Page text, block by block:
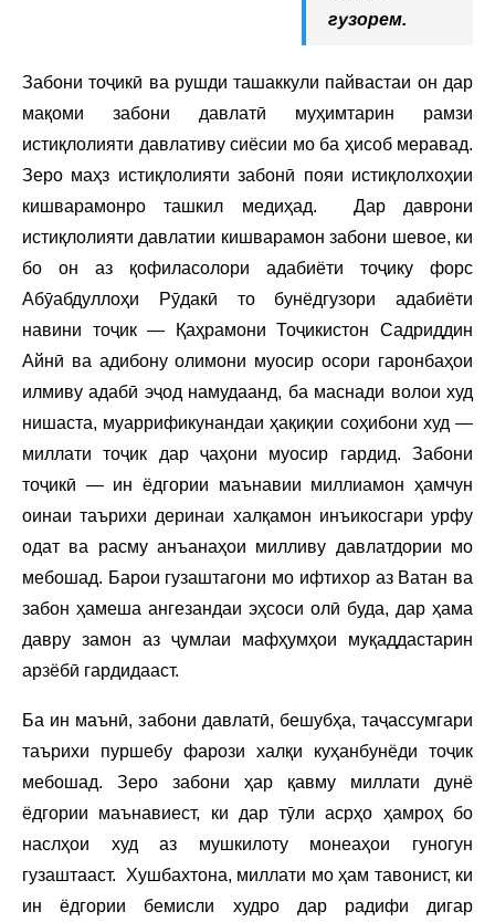
гузорем.
Забони тоҷикӣ ва рушди ташаккули пайвастаи он дар
мақоми забони давлатӣ муҳимтарин рамзи
истиқлолияти давлативу сиёсии мо ба ҳисоб меравад.
Зеро маҳз истиқлолияти забонӣ пояи истиқлолхоҳии
кишварамонро ташкил медиҳад. Дар даврони
истиқлолияти давлатии кишварамон забони шевое, ки
бо он аз қофиласолори адабиёти тоҷику форс
Абӯабдуллоҳи Рӯдакӣ то бунёдгузори адабиёти
навини тоҷик — Қаҳрамони Тоҷикистон Садриддин
Айнӣ ва адибону олимони муосир осори гаронбаҳои
илмиву адабӣ эҷод намудаанд, ба маснади волои худ
нишаста, муаррификунандаи ҳақиқии соҳибони худ —
миллати тоҷик дар ҷаҳони муосир гардид. Забони
тоҷикӣ — ин ёдгории маънавии миллиамон ҳамчун
оинаи таърихи деринаи халқамон инъикосгари урфу
одат ва расму анъанаҳои милливу давлатдории мо
мебошад. Барои гузаштагони мо ифтихор аз Ватан ва
забон ҳамеша ангезандаи эҳсоси олӣ буда, дар ҳама
давру замон аз ҷумлаи мафҳумҳои муқаддастарин
арзёбӣ гардидааст.
Ба ин маънӣ, забони давлатӣ, бешубҳа, таҷассумгари
таърихи пуршебу фарози халқи куҳанбунёди тоҷик
мебошад. Зеро забони ҳар қавму миллати дунё
ёдгории маънавиест, ки дар тӯли асрҳо ҳамроҳ бо
наслҳои худ аз мушкилоту монеаҳои гуногун
гузаштааст. Хушбахтона, миллати мо ҳам тавонист, ки
ин ёдгории бемисли худро дар радифи дигар